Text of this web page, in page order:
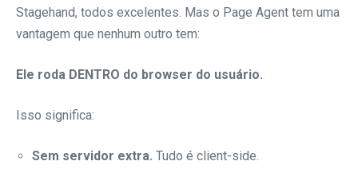
Stagehand, todos excelentes. Mas o Page Agent tem uma
vantagem que nenhum outro tem:
Ele roda DENTRO do browser do usuário.
Isso significa:
Sem servidor extra. Tudo é client-side.